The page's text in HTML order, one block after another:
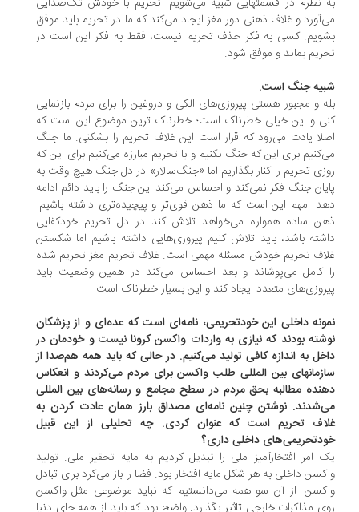
و غلاف ذهنی دور مغز ایجاد می‌کند که ما در تحریم باید موفق
کسی به فکر حذف تحریم نیست، فقط به فکر این است در
بماند و موفق شود.
جنگ است.
و مجبور هستی پیروزی‌های الکی و دروغین را برای مردم بازنمایی
و این خیلی خطرناک است؛ خطرناک ترین موضوع این است که
یادت می‌رود که قرار است این غلاف تحریم را بشکنی. ما جنگ
برای این که جنگ نکنیم و با تحریم مبارزه می‌کنیم برای این که
تحریم را کنار بگذاریم اما «جنگ‌سالار» در دل جنگ هیچ وقت به
جنگ فکر نمی‌کند و احساس می‌کند این جنگ را باید دائم ادامه
مهم این است که ما ذهن قوی‌تر و پیچیده‌تری داشته باشیم.
ساده همواره می‌خواهد تلاش کند در دل تحریم خودکفایی
باشد، باید تلاش کنیم پیروزی‌هایی داشته باشیم اما شکستن
تحریم خودش مسئله مهمی است. غلاف تحریم مغز تحریم شده
کامل می‌پوشاند و بعد احساس می‌کند در همین وضعیت باید
متعدد ایجاد کند و این بسیار خطرناک است.
داخلی این خودتحریمی، نامه‌ای است که عده‌ای و از پزشکان
بودند که نیازی به واردات واکسن کرونا نیست و خودمان در
به اندازه کافی تولید می‌کنیم. در حالی که باید همه هم‌صدا از
بین المللی طلب واکسن برای مردم می‌کردند و انعکاس
مطالبه بحق مردم در سطح مجامع و رسانه‌های بین المللی
نوشتن چنین نامه‌ای مصداق بارز همان عادت کردن به
تحریم است که عنوان کردی. چه تحلیلی از این قبیل
داخلی داری؟
امر افتخارآمیز ملی را تبدیل کردیم به مایه تحقیر ملی. تولید
داخلی به هر شکل مایه افتخار بود. فضا را باز می‌کرد برای تبادل
از آن سو همه می‌دانستیم که نباید موضوعی مثل واکسن
مذاکرات خارجی تاثیر بگذارد. واضح بود که باید از همه جای دنیا